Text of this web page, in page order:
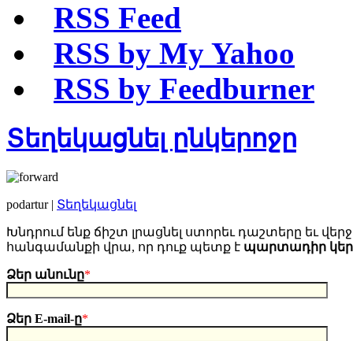
RSS Feed
RSS by My Yahoo
RSS by Feedburner
Տեղեկացնել ընկերոջը
podartur | Տեղեկացնել
Խնդրում ենք ճիշտ լրացնել ստորեւ դաշտերը եւ
հանգամանքի վրա, որ դուք պետք է պարտադիր
Ձեր անունը*
Ձեր E-mail-ը*